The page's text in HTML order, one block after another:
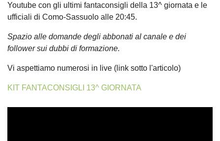
Youtube con gli ultimi fantaconsigli della 13^ giornata e le
ufficiali di Como-Sassuolo alle 20:45.
Spazio alle domande degli abbonati al canale e dei
follower sui dubbi di formazione.
Vi aspettiamo numerosi in live (link sotto l'articolo)
KIT FANTACONSIGLI 13^ GIORNATA